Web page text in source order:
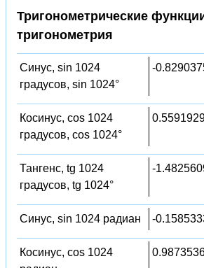
Тригонометрические
тригонометрия
Синус, sin 1024
градусов, sin 1024°
-
Косинус, cos 1024
градусов, cos 1024°
Тангенс, tg 1024
градусов, tg 1024°
-
Синус, sin 1024 радиан -
Косинус, cos 1024